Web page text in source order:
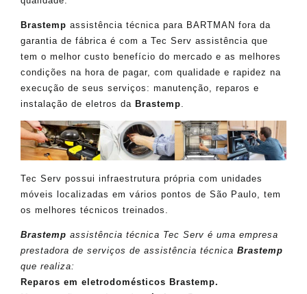
Brastemp assistência técnica para BARTMAN fora da
garantia de fábrica é com a Tec Serv assistência que
tem o melhor custo benefício do mercado e as melhores
condições na hora de pagar, com qualidade e rapidez na
execução de seus serviços: manutenção, reparos e
instalação de eletros da Brastemp.
Tec Serv possui infraestrutura própria com unidades
móveis localizadas em vários pontos de São Paulo, tem
os melhores técnicos treinados.
Brastemp assistência técnica Tec Serv é uma empresa
prestadora de serviços de assistência técnica Brastemp
que realiza:
Reparos em eletrodomésticos Brastemp.